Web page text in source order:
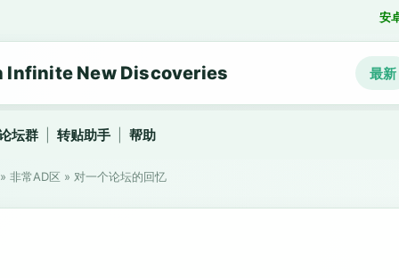
安
Infinite New Discoveries 最新
坛群 转贴助手 帮助
非常AD区 » 对一个论坛的回忆